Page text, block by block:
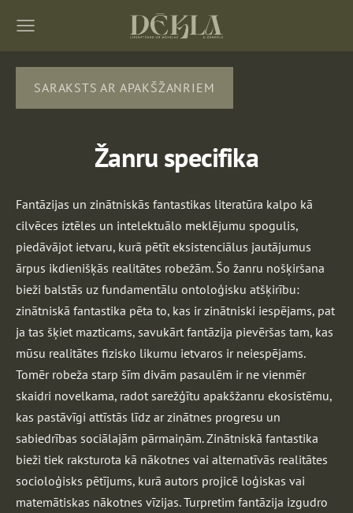
SARAKSTS AR APAKŠŽANRIEM
Žanru specifika
Fantāzijas un zinātniskās fantastikas literatūra kalpo kā
cilvēces iztēles un intelektuālo meklējumu spogulis,
piedāvājot ietvaru, kurā pētīt eksistenciālus jautājumus
ārpus ikdienišķās realitātes robežām. Šo žanru nošķiršana
bieži balstās uz fundamentālu ontoloģisku atšķirību:
zinātniskā fantastika pēta to, kas ir zinātniski iespējams, pat
ja tas šķiet mazticams, savukārt fantāzija pievēršas tam, kas
mūsu realitātes fizisko likumu ietvaros ir neiespējams.
Tomēr robeža starp šīm divām pasaulēm ir ne vienmēr
skaidri novelkama, radot sarežģītu apakšžanru ekosistēmu,
kas pastāvīgi attīstās līdz ar zinātnes progresu un
sabiedrības sociālajām pārmaiņām. Zinātniskā fantastika
bieži tiek raksturota kā nākotnes vai alternatīvās realitātes
socioloģisks pētījums, kurā autors projicē loģiskas vai
matemātiskas nākotnes vīzijas. Turpretim fantāzija izgudro